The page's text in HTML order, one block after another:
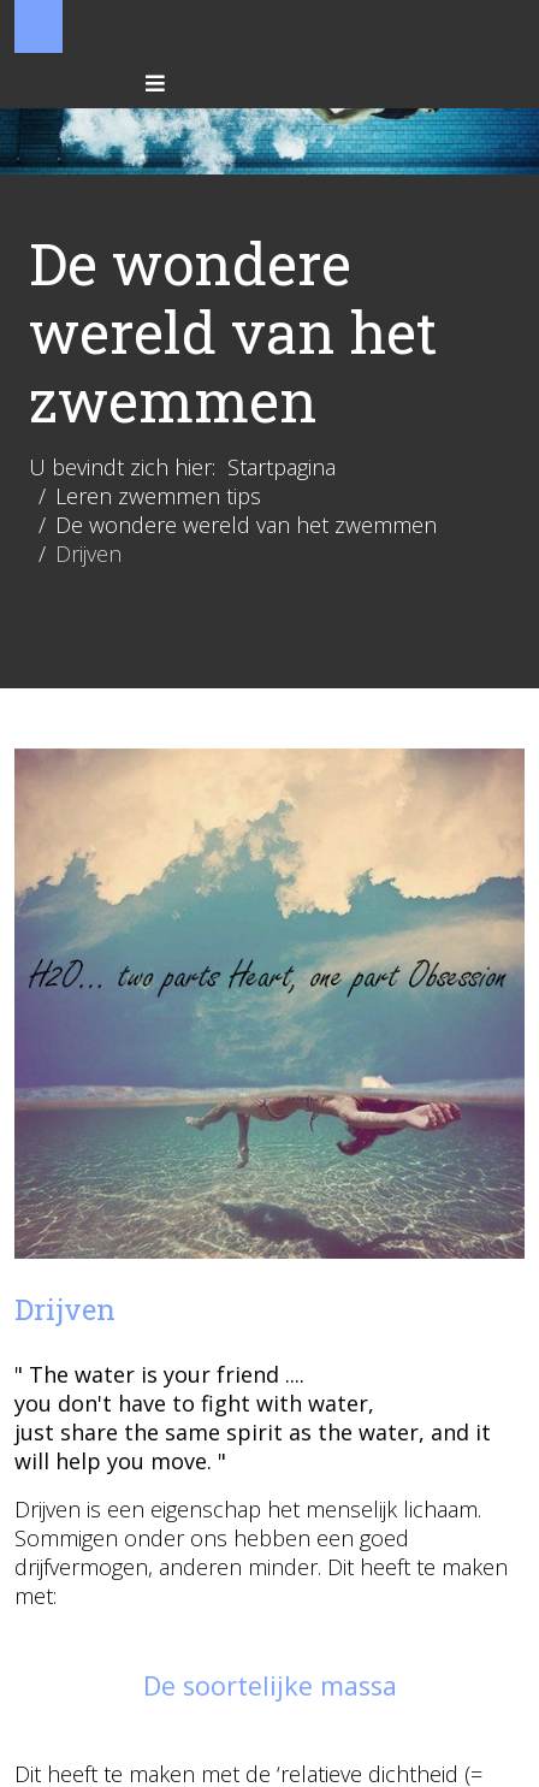
De wondere
wereld van het
zwemmen
U bevindt zich hier: Startpagina
Leren zwemmen tips
De wondere wereld van het zwemmen
Drijven
Drijven
" The water is your friend ....
you don't have to fight with water,
just share the same spirit as the water, and it
will help you move. "
Drijven is een eigenschap het menselijk lichaam.
Sommigen onder ons hebben een goed
drijfvermogen, anderen minder. Dit heeft te maken
met:
De soortelijke massa
Dit heeft te maken met de ‘relatieve dichtheid (=